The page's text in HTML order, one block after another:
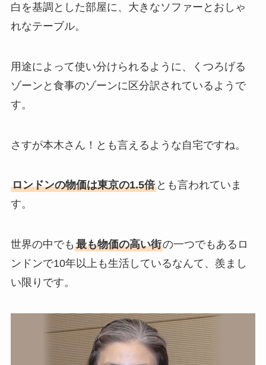
白を基調とした部屋に、大きなソファーとおしゃ
れなテーブル。
用途によって使い分けられるように、くつろげる
ゾーンと食事のゾーンに区分訳されているようで
す。
さすが本木さん！とも言えるような自宅ですね。
ロンドンの物価は東京の1.5倍とも言われていま
す。
世界の中でも 最も物価の高い街の一つでもあるロ
ンドンで10年以上も生活しているなんて、羨まし
い限りです。